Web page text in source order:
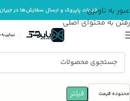
عبور به ناوبری
رفتن به محتوای اصلی
خدمات پاپروک و ارسال سفارش‌ها در
خانه بهداشت و مراقبت بدن
محدوده قیمت فیلتر